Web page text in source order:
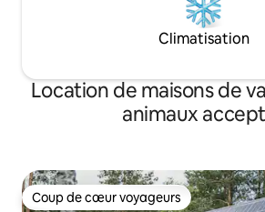
Climatisation
Location de maisons de
animaux
Coup de cœur voyageurs
Coup de cœur voyageurs